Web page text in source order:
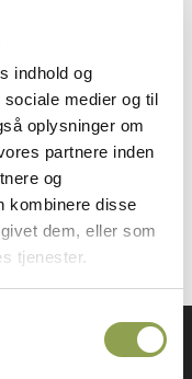
indhold og
medier og til
oplysninger om
partnere inden
og
kombinere disse
dem, eller som
tjenester.
af
når slusen
bækkens vand
sine bredder.